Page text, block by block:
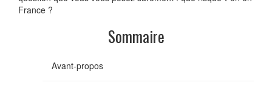
France ?
Sommaire
Avant-propos